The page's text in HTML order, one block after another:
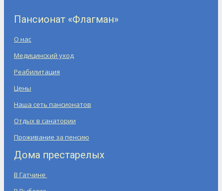
Пансионат «Флагман»
О нас
Медицинский уход
Реабилитация
Цены
Наша сеть пансионатов
Отдых в санатории
Проживание за пенсию
Дома престарелых
В Гатчине